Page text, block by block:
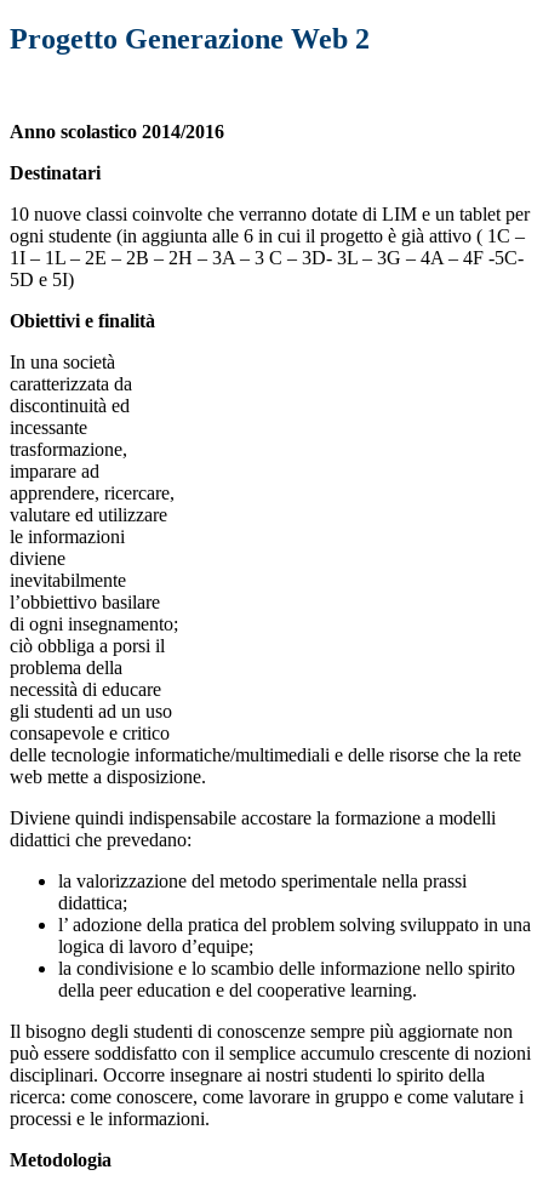
Progetto Generazione Web 2
Anno scolastico 2014/2016
Destinatari
10 nuove classi coinvolte che verranno dotate di LIM e un tablet per
ogni studente (in aggiunta alle 6 in cui il progetto è già attivo ( 1C –
1I – 1L – 2E – 2B – 2H – 3A – 3 C – 3D- 3L – 3G – 4A – 4F -5C-
5D e 5I)
Obiettivi e finalità
In una società
caratterizzata da
discontinuità ed
incessante
trasformazione,
imparare ad
apprendere, ricercare,
valutare ed utilizzare
le informazioni
diviene
inevitabilmente
l’obbiettivo basilare
di ogni insegnamento;
ciò obbliga a porsi il
problema della
necessità di educare
gli studenti ad un uso
consapevole e critico
delle tecnologie informatiche/multimediali e delle risorse che la rete
web mette a disposizione.
Diviene quindi indispensabile accostare la formazione a modelli
didattici che prevedano:
la valorizzazione del metodo sperimentale nella prassi
didattica;
l’ adozione della pratica del problem solving sviluppato in una
logica di lavoro d’equipe;
la condivisione e lo scambio delle informazione nello spirito
della peer education e del cooperative learning.
Il bisogno degli studenti di conoscenze sempre più aggiornate non
può essere soddisfatto con il semplice accumulo crescente di nozioni
disciplinari. Occorre insegnare ai nostri studenti lo spirito della
ricerca: come conoscere, come lavorare in gruppo e come valutare i
processi e le informazioni.
Metodologia